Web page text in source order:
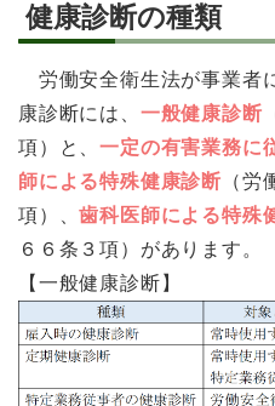
健康診断の種類
労働安全衛生法が事業者
康診断には、 一般健康診断
項）と、一定の有害業務に
師による特殊健康診断 （労
項）、歯科医師による特殊
６６条３項）があります。
【一般健康診断】